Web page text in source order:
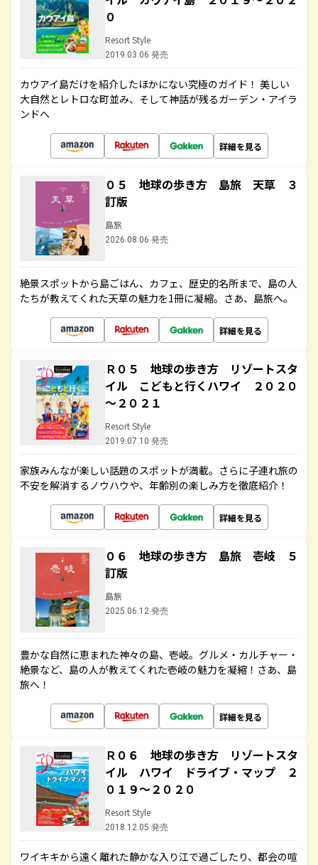
０
Resort Style
2019.03.06 発売
カウアイ島だけを紹介したほかにない究極のガイド！ 美しい
大自然とレトロな町並み、そして神話が残るガーデン・アイラ
ンドへ
詳細を見る
０５ 地球の歩き方 島旅 天草 ３
訂版
島旅
2026.08.06 発売
絶景スポットから島ごはん、カフェ、歴史的名所まで、島の人
たちが教えてくれた天草の魅力を1冊に凝縮。さあ、島旅へ。
詳細を見る
Ｒ０５ 地球の歩き方 リゾートスタ
イル こどもと行くハワイ ２０２０
～２０２１
Resort Style
2019.07.10 発売
家族みんなが楽しい話題のスポットが満載。さらに子連れ旅の
不安を解消するノウハウや、年齢別の楽しみ方を徹底紹介！
詳細を見る
０６ 地球の歩き方 島旅 壱岐 ５
訂版
島旅
2025.06.12 発売
豊かな自然に恵まれた神々の島、壱岐。グルメ・カルチャー・
絶景など、島の人が教えてくれた壱岐の魅力を凝縮！さあ、島
旅へ！
詳細を見る
Ｒ０６ 地球の歩き方 リゾートスタ
イル ハワイ ドライブ・マップ ２
０１９～２０２０
Resort Style
2018.12.05 発売
ワイキキから遠く離れた静かな入り江で過ごしたり、都会の喧